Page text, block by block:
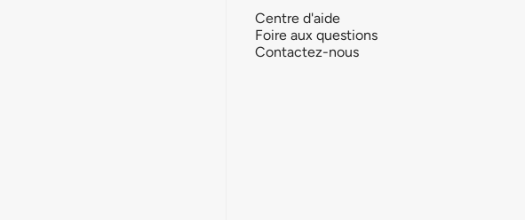
Centre d'aide
Foire aux questions
Contactez-nous